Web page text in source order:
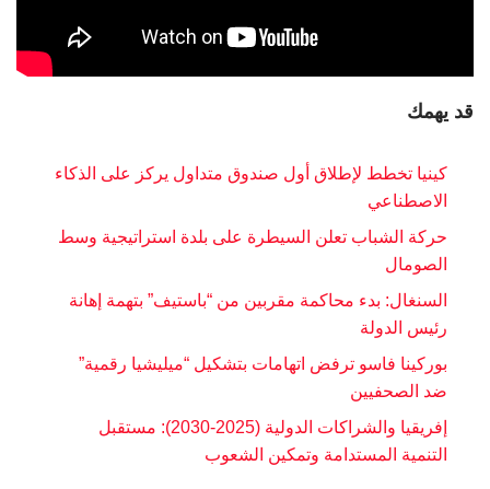
يهمك
كينيا تخطط لإطلاق أول صندوق متداول يركز على الذكاء
الاصطناعي
حركة الشباب تعلن السيطرة على بلدة استراتيجية وسط
الصومال
السنغال: بدء محاكمة مقربين من “باستيف” بتهمة إهانة
رئيس الدولة
بوركينا فاسو ترفض اتهامات بتشكيل “ميليشيا رقمية”
ضد الصحفيين
إفريقيا والشراكات الدولية (2025-2030): مستقبل
التنمية المستدامة وتمكين الشعوب